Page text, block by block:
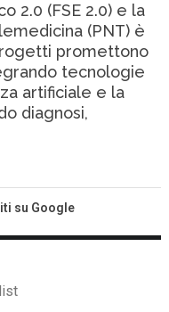
2.0 (FSE 2.0) e la
(PNT) è
promettono
tecnologie
artificiale e la
diagnosi,
su Google